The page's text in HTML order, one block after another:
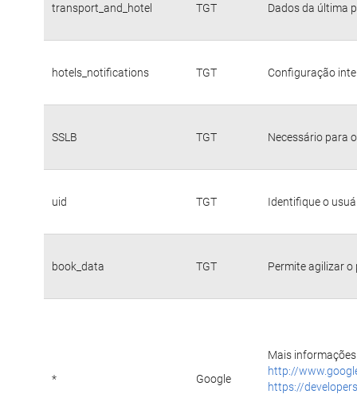
transport_and_hotel TGT Dados da última
hotels_notifications TGT Configuração
SSLB TGT Necessário para
uid TGT Identifique o
book_data TGT Permite agilizar o
* Google
Mais
http://
https://